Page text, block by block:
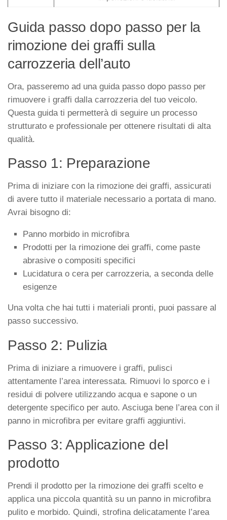
Guida passo dopo passo per la
rimozione dei graffi sulla
carrozzeria dell’auto
Ora, passeremo ad una guida passo dopo passo per
rimuovere i graffi dalla carrozzeria del tuo veicolo.
Questa guida ti permetterà di seguire un processo
strutturato e professionale per ottenere risultati di alta
qualità.
Passo 1: Preparazione
Prima di iniziare con la rimozione dei graffi, assicurati
di avere tutto il materiale necessario a portata di mano.
Avrai bisogno di:
Panno morbido in microfibra
Prodotti per la rimozione dei graffi, come paste
abrasive o compositi specifici
Lucidatura o cera per carrozzeria, a seconda delle
esigenze
Una volta che hai tutti i materiali pronti, puoi passare al
passo successivo.
Passo 2: Pulizia
Prima di iniziare a rimuovere i graffi, pulisci
attentamente l’area interessata. Rimuovi lo sporco e i
residui di polvere utilizzando acqua e sapone o un
detergente specifico per auto. Asciuga bene l’area con il
panno in microfibra per evitare graffi aggiuntivi.
Passo 3: Applicazione del
prodotto
Prendi il prodotto per la rimozione dei graffi scelto e
applica una piccola quantità su un panno in microfibra
pulito e morbido. Quindi, strofina delicatamente l’area